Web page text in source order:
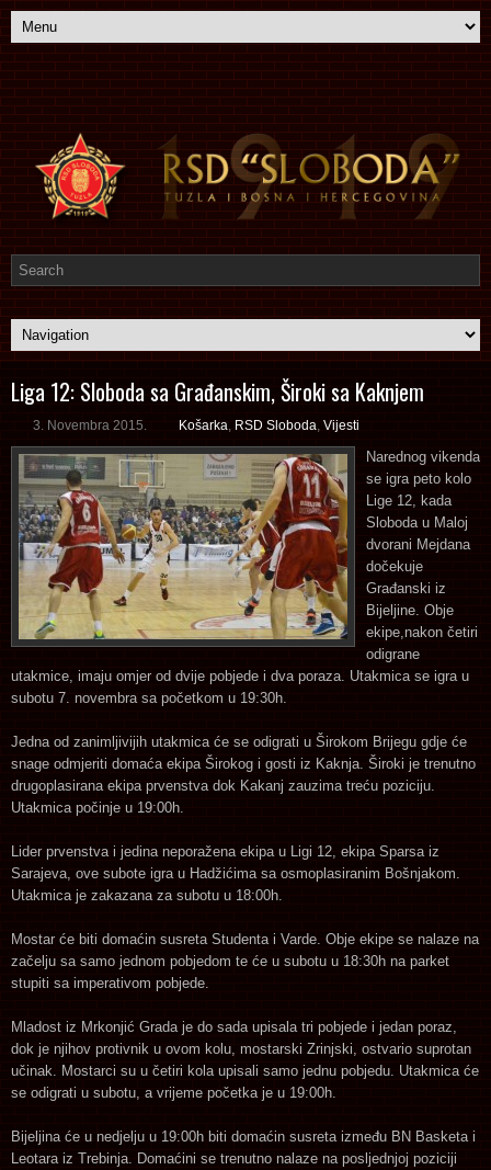
Liga 12: Sloboda sa Građanskim, Široki sa Kaknjem
3. Novembra 2015. Košarka RSD Sloboda Vijesti
Narednog vikenda
se igra peto kolo
Lige 12, kada
Sloboda u Maloj
dvorani Mejdana
dočekuje
Građanski iz
Bijeljine. Obje
ekipe,nakon četiri
odigrane
utakmice, imaju omjer od dvije pobjede i dva poraza. Utakmica se igra u
subotu 7. novembra sa početkom u 19:30h.
Jedna od zanimljivijih utakmica će se odigrati u Širokom Brijegu gdje će
snage odmjeriti domaća ekipa Širokog i gosti iz Kaknja. Široki je trenutno
drugoplasirana ekipa prvenstva dok Kakanj zauzima treću poziciju.
Utakmica počinje u 19:00h.
Lider prvenstva i jedina neporažena ekipa u Ligi 12, ekipa Sparsa iz
Sarajeva, ove subote igra u Hadžićima sa osmoplasiranim Bošnjakom.
Utakmica je zakazana za subotu u 18:00h.
Mostar će biti domaćin susreta Studenta i Varde. Obje ekipe se nalaze na
začelju sa samo jednom pobjedom te će u subotu u 18:30h na parket
stupiti sa imperativom pobjede.
Mladost iz Mrkonjić Grada je do sada upisala tri pobjede i jedan poraz,
dok je njihov protivnik u ovom kolu, mostarski Zrinjski, ostvario suprotan
učinak. Mostarci su u četiri kola upisali samo jednu pobjedu. Utakmica će
se odigrati u subotu, a vrijeme početka je u 19:00h.
Bijeljina će u nedjelju u 19:00h biti domaćin susreta između BN Basketa i
Leotara iz Trebinja. Domaćini se trenutno nalaze na posljednjoj poziciji